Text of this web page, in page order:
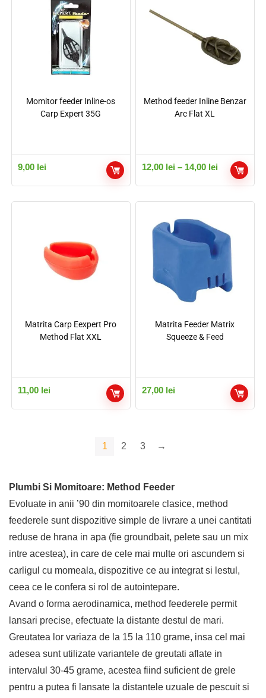
Momitor feeder Inline-os
Carp Expert 35G
9,00 lei
Method feeder Inline Benzar
Arc Flat XL
12,00 lei – 14,00 lei
Matrita Carp Eexpert Pro
Method Flat XXL
11,00 lei
Matrita Feeder Matrix
Squeeze & Feed
27,00 lei
1 2 3 →
Plumbi Si Momitoare: Method Feeder
Evoluate in anii ’90 din momitoarele clasice, method
feederele sunt dispozitive simple de livrare a unei cantitati
reduse de hrana in apa (fie groundbait, pelete sau un mix
intre acestea), in care de cele mai multe ori ascundem si
carligul cu momeala, dispozitive ce au integrat si lestul,
ceea ce le confera si rol de autointepare.
Avand o forma aerodinamica, method feederele permit
lansari precise, efectuate la distante destul de mari.
Greutatea lor variaza de la 15 la 110 grame, insa cel mai
adesea sunt utilizate variantele de greutati aflate in
intervalul 30-45 grame, acestea fiind suficient de grele
pentru a putea fi lansate la distantele uzuale de pescuit si